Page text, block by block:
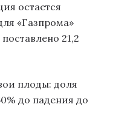
остается
«Газпрома»
21,2
плоды: доля
до падения до